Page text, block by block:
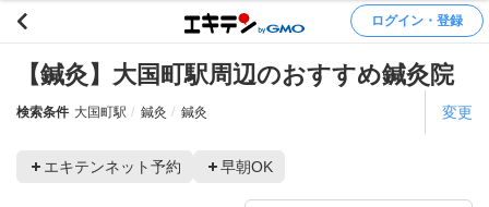
ログイン・登録
【鍼灸】大国町駅周辺のおすすめ鍼灸院
検索条件 大国町駅 鍼灸 鍼灸 変更
エキテンネット予約 早朝OK